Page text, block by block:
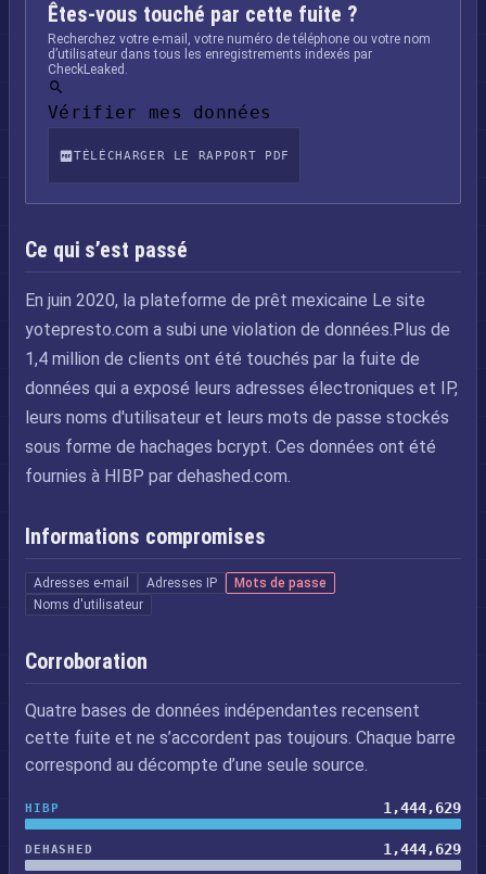
Êtes-vous touché par cette fuite ?
Recherchez votre e-mail, votre numéro de téléphone ou votre nom
d’utilisateur dans tous les enregistrements indexés par
CheckLeaked.
Vérifier mes données
TÉLÉCHARGER LE RAPPORT PDF
Ce qui s’est passé
En juin 2020, la plateforme de prêt mexicaine Le site
yotepresto.com a subi une violation de données.Plus de
1,4 million de clients ont été touchés par la fuite de
données qui a exposé leurs adresses électroniques et IP,
leurs noms d'utilisateur et leurs mots de passe stockés
sous forme de hachages bcrypt. Ces données ont été
fournies à HIBP par dehashed.com.
Informations compromises
Adresses e-mail Adresses IP
Mots de passe
Noms d'utilisateur
Corroboration
Quatre bases de données indépendantes recensent
cette fuite et ne s’accordent pas toujours. Chaque barre
correspond au décompte d’une seule source.
HIBP 1,444,629
DEHASHED 1,444,629